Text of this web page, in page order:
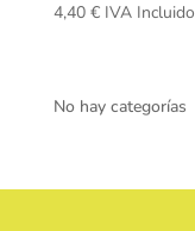
4,40 € IVA Incluido
No hay categorías